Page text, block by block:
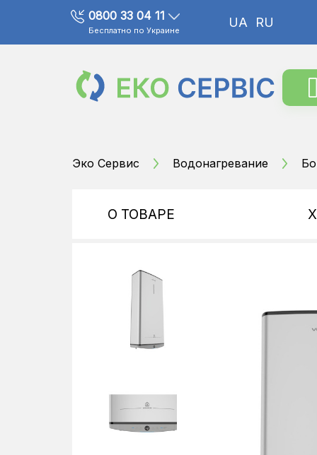
0800 33 04 11
Бесплатно по Украине
UA RU
Эко Сервис Водонагревание
О ТОВАРЕ